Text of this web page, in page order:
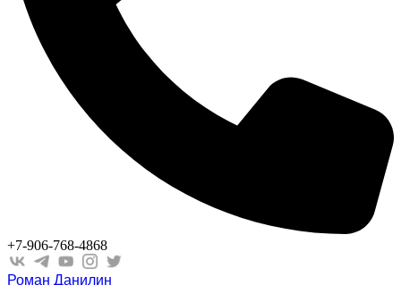
+7-906-768-4868
Роман Данилин